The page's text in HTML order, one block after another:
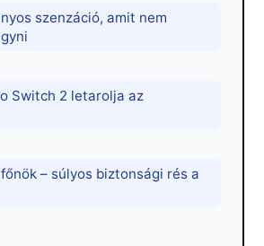
szenzáció, amit nem
Switch 2 letarolja az
– súlyos biztonsági rés a